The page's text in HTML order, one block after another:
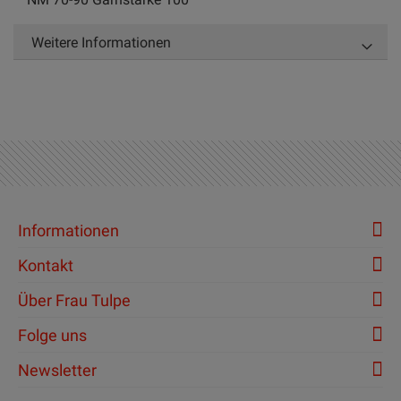
Weitere Informationen
Informationen
Kontakt
Über Frau Tulpe
Folge uns
Newsletter